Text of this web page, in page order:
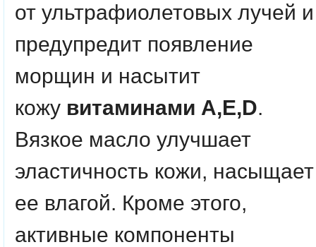
от ультрафиолетовых лучей и
предупредит появление
морщин и насытит
кожу витаминами А,Е,D.
Вязкое масло улучшает
эластичность кожи, насыщает
ее влагой. Кроме этого,
активные компоненты